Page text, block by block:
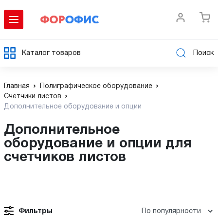
Каталог товаров Поиск
Главная
Полиграфическое оборудование
Счетчики листов
Дополнительное оборудование и опции
Дополнительное
оборудование и опции для
счетчиков листов
Фильтры